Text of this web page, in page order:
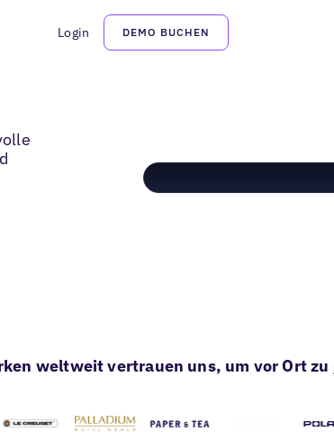
Login DEMO BUCHEN
weltweit vertrauen uns, um vor Ort zu